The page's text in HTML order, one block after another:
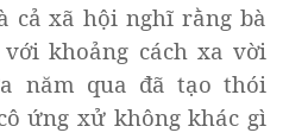
cả xã hội nghĩ rằng bà
khoảng cách xa vời
năm qua đã tạo thói
ứng xử không khác gì